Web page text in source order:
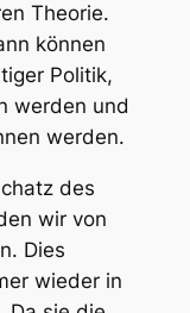
Theorie.
können
Politik,
werden und
werden.
des
wir von
Dies
wieder in